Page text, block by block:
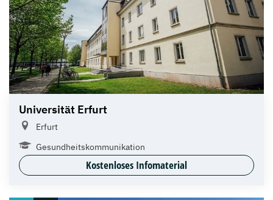
Universität Erfurt
Erfurt
Gesundheitskommunikation
Kostenloses Infomaterial